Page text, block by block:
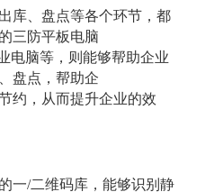
、出库、盘点等各个环节
的三防平板电脑
工业电脑等，则能够帮助
、盘点，帮助企
的节约，从而提升企业的